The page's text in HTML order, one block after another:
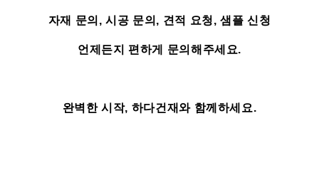
자재 문의, 시공 문의, 견적 요청, 샘플 신청
언제든지 편하게 문의해주세요.
완벽한 시작, 하다건재와 함께하세요.